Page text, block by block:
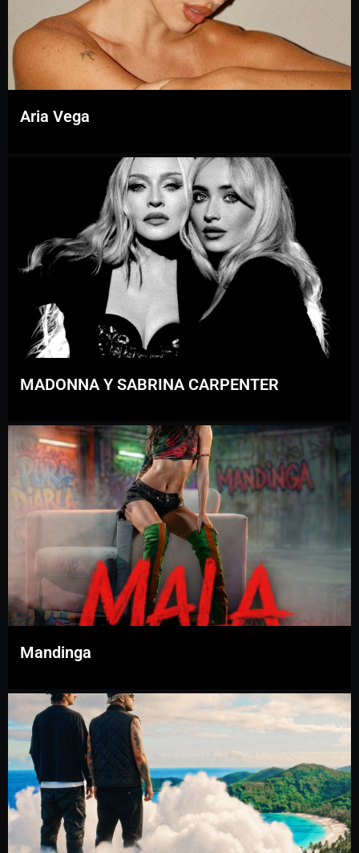
Aria Vega
MADONNA Y SABRINA CARPENTER
Mandinga